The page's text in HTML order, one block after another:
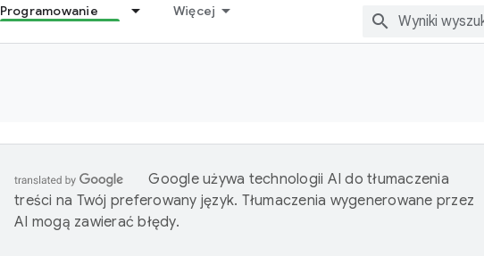
Programowanie Więcej
Google używa technologii AI do tłumaczenia
treści na Twój preferowany język. Tłumaczenia wygenerowane przez
AI mogą zawierać błędy.